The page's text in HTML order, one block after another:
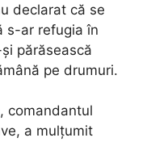
declarat că se
s-ar refugia în
părăsească
pe drumuri.
, comandantul
a mulțumit